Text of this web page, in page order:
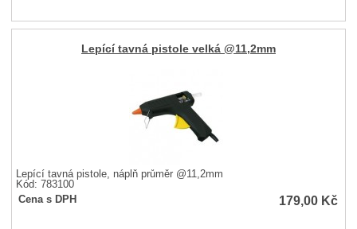
Lepící tavná pistole velká @11,2mm
Lepící tavná pistole, náplň průměr @11,2mm
Kód: 783100
Cena s DPH
179,00 Kč